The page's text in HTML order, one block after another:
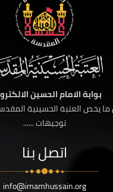
بوابة الامام الحسين
يخص العتبة الحسينية
توجيهات ......
اتصل بنا
info@imamhussain.org